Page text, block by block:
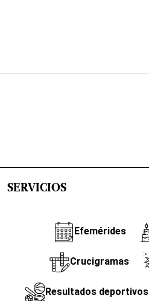
SERVICIOS
Efemérides
Crucigramas
Resultados deportivos